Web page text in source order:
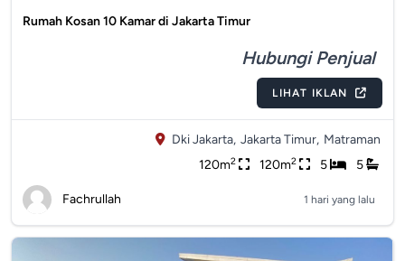
Rumah Kosan 10 Kamar di Jakarta Timur
Hubungi Penjual
LIHAT IKLAN
Dki Jakarta, Jakarta Timur, Matraman
120m2 120m2 5 5
Fachrullah 1 hari yang lalu